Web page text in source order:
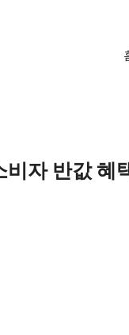
자 반값 혜